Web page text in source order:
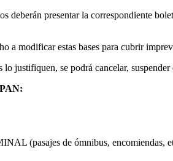
deberán presentar la correspondiente
a modificar estas bases para cubrir
lo justifiquen, se podrá cancelar,
(pasajes de ómnibus, encomiendas,